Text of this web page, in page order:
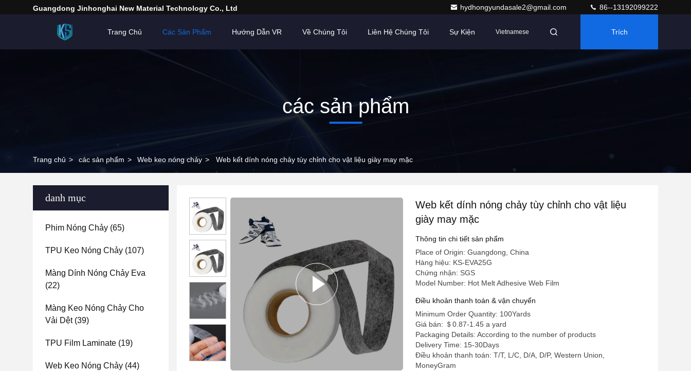
Guangdong Jinhonghai New Material Technology Co., Ltd hydhongyundasale2@gmail.com 86--13192099222
Trang Chủ Các Sản Phẩm Hướng Dẫn VR Về Chúng Tôi Liên Hệ Chúng Tôi Sự Kiện Vietnamese Trích
các sản phẩm
Trang chủ > các sản phẩm > Web keo nóng chảy > Web kết dính nóng chảy tùy chỉnh cho vật liệu giày may mặc
danh mục
Phim Nóng Chảy (65)
TPU Keo Nóng Chảy (107)
Màng Dính Nóng Chảy Eva
(22)
Màng Keo Nóng Chảy Cho
Vải Dệt(39)
TPU Film Laminate (19)
Web Keo Nóng Chảy (44)
Web kết dính nóng chảy tùy chỉnh cho vật liệu
giày may mặc
Thông tin chi tiết sản phẩm
Place of Origin: Guangdong, China
Hàng hiệu: KS-EVA25G
Chứng nhận: SGS
Model Number: Hot Melt Adhesive Web Film
Điều khoản thanh toán & vận chuyển
Minimum Order Quantity: 100Yards
Giá bán: ＄0.87-1.45 a yard
Packaging Details: According to the number of products
Delivery Time: 15-30Days
Điều khoản thanh toán: T/T, L/C, D/A, D/P, Western Union,
MoneyGram